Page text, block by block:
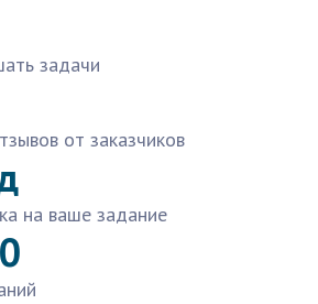
задачи
от заказчиков
на ваше задание